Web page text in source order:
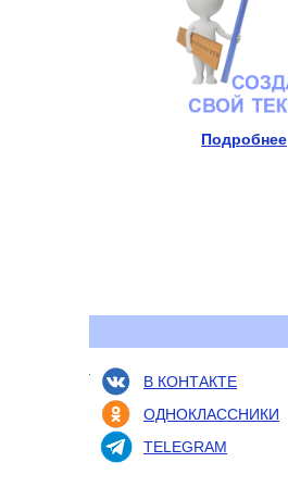
Подробнее
В КОНТАКТЕ
ОДНОКЛАССНИКИ
TELEGRAM